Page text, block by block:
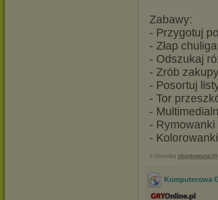
Zabawy:
- Przygotuj
- Złap
- Odszukaj
- Zrób
- Posortuj
- Tor
-
- Rymowanki
- Kolorowanki
z chomika zbuntowana30
Komputerowa